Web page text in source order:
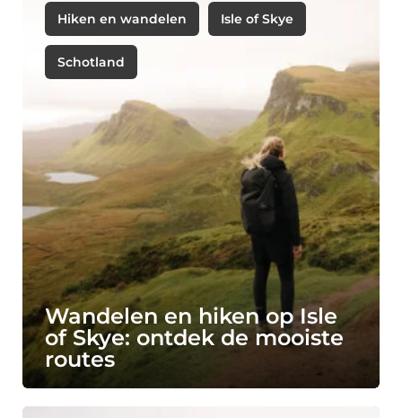
Hiken en wandelen Isle of Skye
Schotland
Wandelen en hiken op Isle
of Skye: ontdek de mooiste
routes